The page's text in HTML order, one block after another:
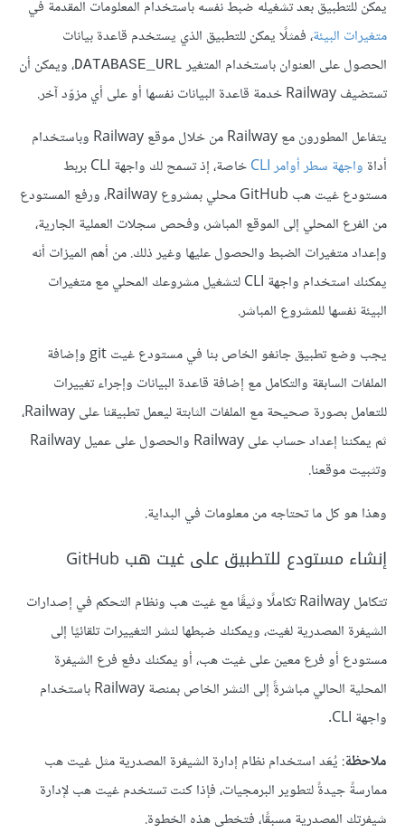
يمكن للتطبيق بعد تشغيله ضبط نفسه باستخدام المعلومات المقدمة في
متغيرات البيئة، فمثلًا يمكن للتطبيق الذي يستخدم قاعدة بيانات
الحصول على العنوان باستخدام المتغير DATABASE_URL، ويمكن أن
تستضيف Railway خدمة قاعدة البيانات نفسها أو على أي مزوّد آخر.
يتفاعل المطورون مع Railway من خلال موقع Railway وباستخدام
أداة واجهة سطر أوامر CLI
خاصة، إذ تسمح لك واجهة CLI بربط
مستودع غيت هب GitHub محلي بمشروع Railway، ورفع المستودع
من الفرع المحلي إلى الموقع المباشر، وفحص سجلات العملية الجارية،
وإعداد متغيرات الضبط والحصول عليها وغير ذلك. من أهم الميزات أنه
يمكنك استخدام واجهة CLI لتشغيل مشروعك المحلي مع متغيرات
البيئة نفسها للمشروع المباشر.
يجب وضع تطبيق جانغو الخاص بنا في مستودع غيت git وإضافة
الملفات السابقة والتكامل مع إضافة قاعدة البيانات وإجراء تغييرات
للتعامل بصورة صحيحة مع الملفات الثابتة ليعمل تطبيقنا على Railway،
ثم يمكننا إعداد حساب على Railway والحصول على عميل Railway
وتثبيت موقعنا.
وهذا هو كل ما تحتاجه من معلومات في البداية.
إنشاء مستودع للتطبيق على غيت هب GitHub
تتكامل Railway تكاملًا وثيقًا مع غيت هب ونظام التحكم في إصدارات
الشيفرة المصدرية لغيت، ويمكنك ضبطها لنشر التغييرات تلقائيًا إلى
مستودع أو فرع معين على غيت هب، أو يمكنك دفع فرع الشيفرة
المحلية الحالي مباشرةً إلى النشر الخاص بمنصة Railway باستخدام
واجهة CLI.
ملاحظة: يُعَد استخدام نظام إدارة الشيفرة المصدرية مثل غيت هب
ممارسةً جيدةً لتطوير البرمجيات، فإذا كنت تستخدم غيت هب لإدارة
شيفرتك المصدرية مسبقًا، فتخطى هذه الخطوة.